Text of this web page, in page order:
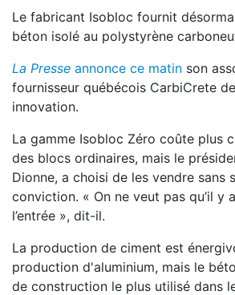
Le fabricant Isobloc fournit
béton isolé au polystyrène
La Presse annonce ce matin son
fournisseur québécois CarbiCrete
innovation.
La gamme Isobloc Zéro coûte plus
des blocs ordinaires, mais le
Dionne, a choisi de les vendre sans
conviction. « On ne veut pas qu’il y
l’entrée », dit-il.
La production de ciment est
production d'aluminium, mais le
de construction le plus utilisé dans